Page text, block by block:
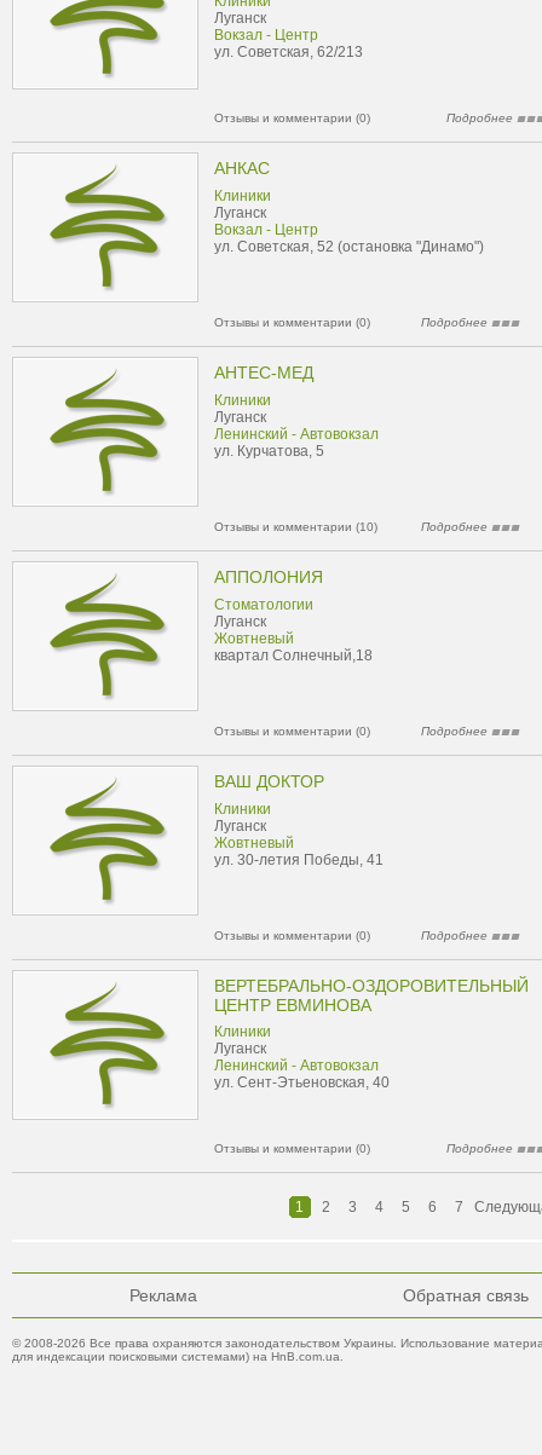
Луганск
Вокзал - Центр
ул. Советская, 62/213
Отзывы и комментарии (0) Подробнее
АНКАС
Клиники
Луганск
Вокзал - Центр
ул. Советская, 52 (остановка "Динамо")
Отзывы и комментарии (0) Подробнее
АНТЕС-МЕД
Клиники
Луганск
Ленинский - Автовокзал
ул. Курчатова, 5
Отзывы и комментарии (10) Подробнее
АППОЛОНИЯ
Стоматологии
Луганск
Жовтневый
квартал Солнечный,18
Отзывы и комментарии (0) Подробнее
ВАШ ДОКТОР
Клиники
Луганск
Жовтневый
ул. 30-летия Победы, 41
Отзывы и комментарии (0) Подробнее
ВЕРТЕБРАЛЬНО-ОЗДОРОВИТЕЛЬНЫЙ
ЦЕНТР ЕВМИНОВА
Клиники
Луганск
Ленинский - Автовокзал
ул. Сент-Этьеновская, 40
Отзывы и комментарии (0) Подробнее
1 2 3 4 5 6 7
Реклама Обратная связь
© 2008-2026 Все права охраняются законодательством Украины. Использование
для индексации поисковыми системами) на HnB.com.ua.